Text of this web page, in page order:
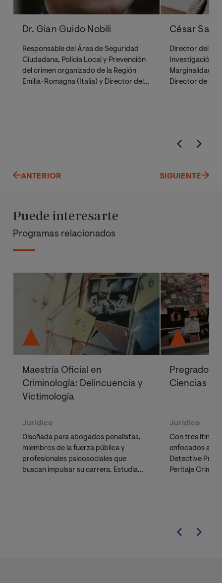
Dr. Gian Guido Nobili
Responsable del Área de Seguridad
Ciudadana, Policia Local y Prevención
del crimen organizado de la Región
Emilia-Romagna (Italia) y Director del
César San
Director del
Investigación
Marginalidad y
Director de la
ANTERIOR SIGUIENTE
Puede interesarte
Programas relacionados
Maestría Oficial en
Criminología: Delincuencia y
Victimología
Jurídico
Diseñada para abogados penalistas,
miembros de la fuerza pública y
profesionales psicosociales que
buscan impulsar su carrera. Estudia
Pregrado
Ciencias de
Jurídico
Con tres
enfocados a la
Detective
Peritaje